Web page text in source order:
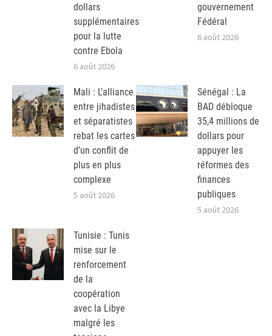
dollars
supplémentaires
pour la lutte
contre Ebola
6 août 2026
gouvernement
Fédéral
6 août 2026
Mali : L’alliance
entre jihadistes
et séparatistes
rebat les cartes
d’un conflit de
plus en plus
complexe
5 août 2026
Sénégal : La
BAD débloque
35,4 millions de
dollars pour
appuyer les
réformes des
finances
publiques
5 août 2026
Tunisie : Tunis
mise sur le
renforcement
de la
coopération
avec la Libye
malgré les